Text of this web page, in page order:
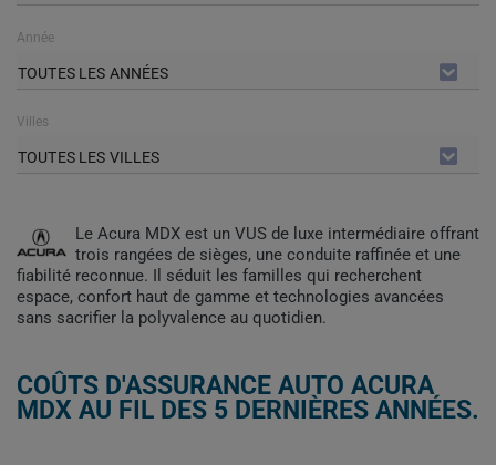
Année
TOUTES LES ANNÉES
Villes
TOUTES LES VILLES
Le Acura MDX est un VUS de luxe intermédiaire offrant
trois rangées de sièges, une conduite raffinée et une
fiabilité reconnue. Il séduit les familles qui recherchent
espace, confort haut de gamme et technologies avancées
sans sacrifier la polyvalence au quotidien.
COÛTS D'ASSURANCE AUTO ACURA
MDX AU FIL DES 5 DERNIÈRES ANNÉES.